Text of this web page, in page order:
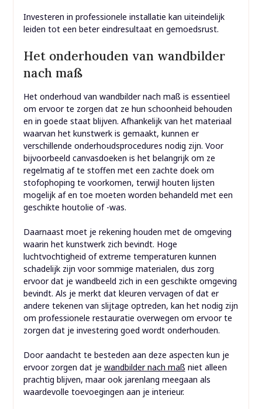
Investeren in professionele installatie kan uiteindelijk
leiden tot een beter eindresultaat en gemoedsrust.
Het onderhouden van wandbilder
nach maß
Het onderhoud van wandbilder nach maß is essentieel
om ervoor te zorgen dat ze hun schoonheid behouden
en in goede staat blijven. Afhankelijk van het materiaal
waarvan het kunstwerk is gemaakt, kunnen er
verschillende onderhoudsprocedures nodig zijn. Voor
bijvoorbeeld canvasdoeken is het belangrijk om ze
regelmatig af te stoffen met een zachte doek om
stofophoping te voorkomen, terwijl houten lijsten
mogelijk af en toe moeten worden behandeld met een
geschikte houtolie of -was.
Daarnaast moet je rekening houden met de omgeving
waarin het kunstwerk zich bevindt. Hoge
luchtvochtigheid of extreme temperaturen kunnen
schadelijk zijn voor sommige materialen, dus zorg
ervoor dat je wandbeeld zich in een geschikte omgeving
bevindt. Als je merkt dat kleuren vervagen of dat er
andere tekenen van slijtage optreden, kan het nodig zijn
om professionele restauratie overwegen om ervoor te
zorgen dat je investering goed wordt onderhouden.
Door aandacht te besteden aan deze aspecten kun je
ervoor zorgen dat je wandbilder nach maß niet alleen
prachtig blijven, maar ook jarenlang meegaan als
waardevolle toevoegingen aan je interieur.